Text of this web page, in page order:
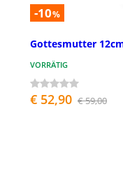
-10%
Gottesmutter
VORRÄTIG
€ 52,90 € 59,00